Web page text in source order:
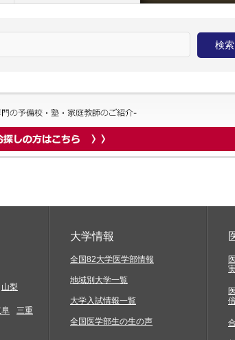
山梨
三重
大学情報
全国82大学医学部情報
地域別大学一覧
大学入試情報一覧
全国医学部生の生の声